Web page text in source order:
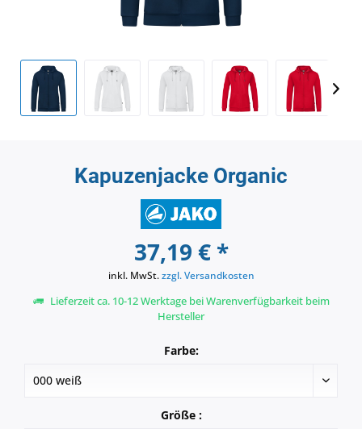
Kapuzenjacke Organic
37,19 € *
inkl. MwSt.zzgl. Versandkosten
Lieferzeit ca. 10-12 Werktage bei Warenverfügbarkeit beim
Hersteller
Farbe:
Größe :